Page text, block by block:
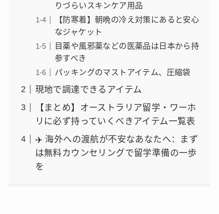
りづらいスキンケア用品
【防寒着】朝晩の冷え対策にあると安心
なジャケット
目薬や風邪薬などの医薬品は日本から持
参すべき
パッキングのマストアイテム、圧縮袋
現地で調達できるアイテム
【まとめ】オーストラリア留学・ワーホ
リに必ず持っていくべきアイテム一覧表
✈️ 海外への渡航が不安なあなたへ：まず
は無料カウンセリングで留学準備の一歩
を